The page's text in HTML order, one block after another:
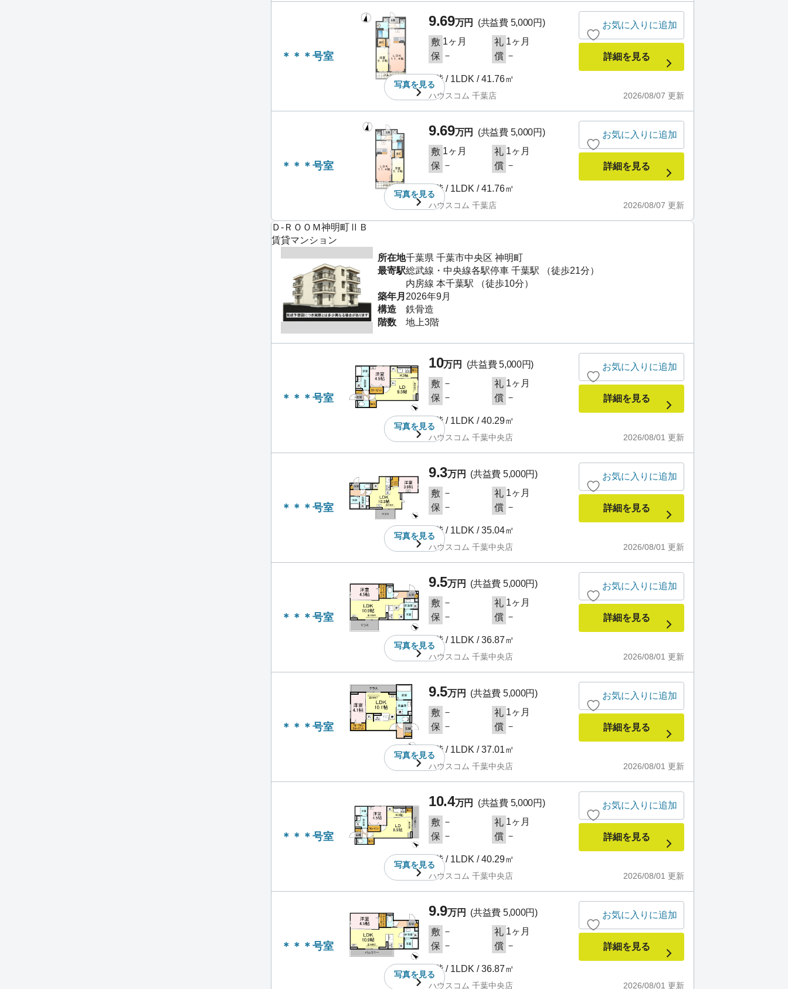
＊＊＊号室
写真を見る
9.69万円
(共益費 5,000円)
敷 1ヶ月 礼 1ヶ月
保 － 償 －
3階 / 1LDK / 41.76㎡
2026/08/07 更新
ハウスコム 千葉店
お気に入りに追加
詳細を見る
＊＊＊号室
写真を見る
9.69万円
(共益費 5,000円)
敷 1ヶ月 礼 1ヶ月
保 － 償 －
3階 / 1LDK / 41.76㎡
2026/08/07 更新
ハウスコム 千葉店
お気に入りに追加
詳細を見る
Ｄ‐ＲＯＯＭ神明町ⅡＢ
賃貸マンション
所在地千葉県 千葉市中央区 神明町
最寄駅総武線・中央線各駅停車 千葉駅 （徒歩21分）
内房線 本千葉駅 （徒歩10分）
築年月 2026年9月
構造
鉄骨造
階数
地上3階
＊＊＊号室
写真を見る
10万円
(共益費 5,000円)
敷 － 礼 1ヶ月
保 － 償 －
1階 / 1LDK / 40.29㎡
2026/08/01 更新
ハウスコム 千葉中央店
お気に入りに追加
詳細を見る
＊＊＊号室
写真を見る
9.3万円
(共益費 5,000円)
敷 － 礼 1ヶ月
保 － 償 －
1階 / 1LDK / 35.04㎡
2026/08/01 更新
ハウスコム 千葉中央店
お気に入りに追加
詳細を見る
＊＊＊号室
写真を見る
9.5万円
(共益費 5,000円)
敷 － 礼 1ヶ月
保 － 償 －
1階 / 1LDK / 36.87㎡
2026/08/01 更新
ハウスコム 千葉中央店
お気に入りに追加
詳細を見る
＊＊＊号室
写真を見る
9.5万円
(共益費 5,000円)
敷 － 礼 1ヶ月
保 － 償 －
1階 / 1LDK / 37.01㎡
2026/08/01 更新
ハウスコム 千葉中央店
お気に入りに追加
詳細を見る
＊＊＊号室
写真を見る
10.4万円
(共益費 5,000円)
敷 － 礼 1ヶ月
保 － 償 －
2階 / 1LDK / 40.29㎡
2026/08/01 更新
ハウスコム 千葉中央店
お気に入りに追加
詳細を見る
＊＊＊号室
写真を見る
9.9万円
(共益費 5,000円)
敷 － 礼 1ヶ月
保 － 償 －
2階 / 1LDK / 36.87㎡
2026/08/01 更新
ハウスコム 千葉中央店
お気に入りに追加
詳細を見る